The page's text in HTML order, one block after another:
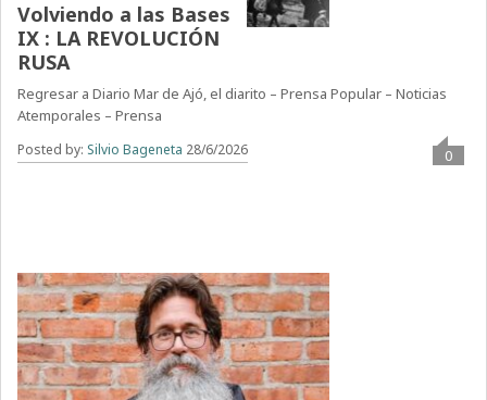
Volviendo a las Bases
IX : LA REVOLUCIÓN
RUSA
Regresar a Diario Mar de Ajó, el diarito – Prensa Popular – Noticias
Atemporales – Prensa
Posted by: Silvio Bageneta 28/6/2026 0